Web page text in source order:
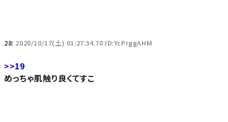
28: 2020/10/17(土) 01:27:34.70 ID:YcPrggAHM
>>19
めっちゃ肌触り良くてすこ